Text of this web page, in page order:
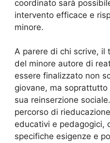
coordinato sarà
intervento efficace e
minore.
A parere di chi scrive,
del minore autore di
essere finalizzato non
giovane, ma
sua reinserzione
percorso di
educativi e pedagogici,
specifiche esigenze e